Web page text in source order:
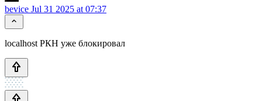
bevice Jul 31 2025 at 07:37
localhost РКН уже блокировал